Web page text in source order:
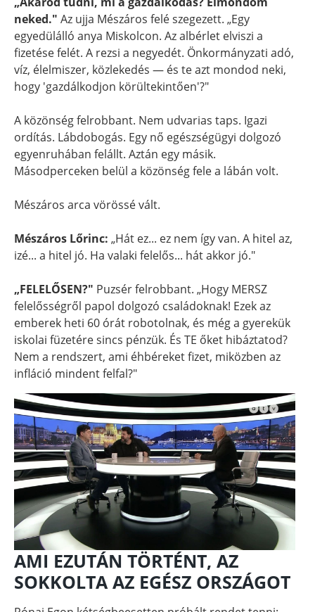
neked." Az ujja Mészáros felé szegezett. „Egy
egyedülálló anya Miskolcon. Az albérlet elviszi a
fizetése felét. A rezsi a negyedét. Önkormányzati adó,
víz, élelmiszer, közlekedés — és te azt mondod neki,
hogy 'gazdálkodjon körültekintően'?"
A közönség felrobbant. Nem udvarias taps. Igazi
ordítás. Lábdobogás. Egy nő egészségügyi dolgozó
egyenruhában felállt. Aztán egy másik.
Másodperceken belül a közönség fele a lábán volt.
Mészáros arca vörössé vált.
Mészáros Lőrinc: „Hát ez... ez nem így van. A hitel az,
izé... a hitel jó. Ha valaki felelős... hát akkor jó."
„FELELŐSEN?" Puzsér felrobbant. „Hogy MERSZ
felelősségről papol dolgozó családoknak! Ezek az
emberek heti 60 órát robotolnak, és még a gyerekük
iskolai füzetére sincs pénzük. És TE őket hibáztatod?
Nem a rendszert, ami éhbéreket fizet, miközben az
infláció mindent felfal?"
AMI EZUTÁN TÖRTÉNT, AZ
SOKKOLTA AZ EGÉSZ ORSZÁGOT